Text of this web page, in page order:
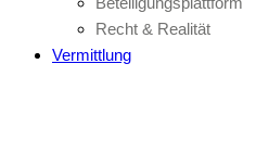
Recht & Realität
Vermittlung